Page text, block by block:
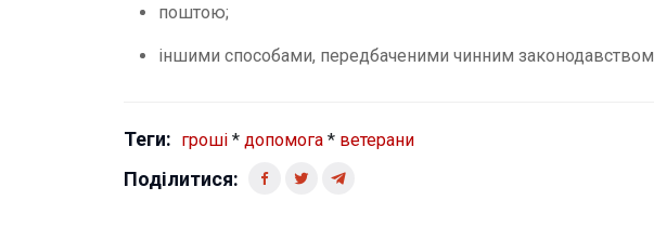
поштою;
іншими способами, передбаченими чинним законодавством.
Теги: гроші * допомога * ветерани
Поділитися: